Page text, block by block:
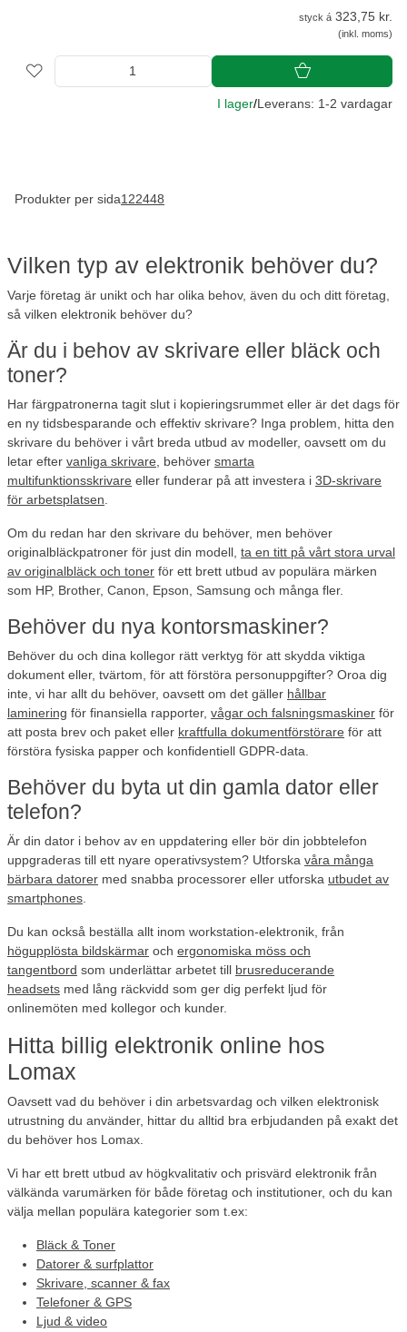
styck á 323,75 kr.
(inkl. moms)
I lager/Leverans: 1-2 vardagar
Produkter per sida122448
Vilken typ av elektronik behöver du?
Varje företag är unikt och har olika behov, även du och ditt företag,
så vilken elektronik behöver du?
Är du i behov av skrivare eller bläck och
toner?
Har färgpatronerna tagit slut i kopieringsrummet eller är det dags för
en ny tidsbesparande och effektiv skrivare? Inga problem, hitta den
skrivare du behöver i vårt breda utbud av modeller, oavsett om du
letar efter vanliga skrivare , behöver smarta
multifunktionsskrivare eller funderar på att investera i 3D-skrivare
för arbetsplatsen
Om du redan har den skrivare du behöver, men behöver
originalbläckpatroner för just din modell, ta en titt på vårt stora urval
av originalbläck och toner för ett brett utbud av populära märken
som HP, Brother, Canon, Epson, Samsung och många fler.
Behöver du nya kontorsmaskiner?
Behöver du och dina kollegor rätt verktyg för att skydda viktiga
dokument eller, tvärtom, för att förstöra personuppgifter? Oroa dig
inte, vi har allt du behöver, oavsett om det gäller hållbar
laminering för finansiella rapporter, vågar och falsningsmaskiner för
att posta brev och paket eller kraftfulla dokumentförstörare för att
förstöra fysiska papper och konfidentiell GDPR-data.
Behöver du byta ut din gamla dator eller
telefon?
Är din dator i behov av en uppdatering eller bör din jobbtelefon
uppgraderas till ett nyare operativsystem? Utforska våra många
bärbara datorer med snabba processorer eller utforska utbudet av
smartphones
Du kan också beställa allt inom workstation-elektronik, från
högupplösta bildskärmar och ergonomiska möss och
tangentbord som underlättar arbetet till brusreducerande
headsets med lång räckvidd som ger dig perfekt ljud för
onlinemöten med kollegor och kunder.
Hitta billig elektronik online hos
Lomax
Oavsett vad du behöver i din arbetsvardag och vilken elektronisk
utrustning du använder, hittar du alltid bra erbjudanden på exakt det
du behöver hos Lomax.
Vi har ett brett utbud av högkvalitativ och prisvärd elektronik från
välkända varumärken för både företag och institutioner, och du kan
välja mellan populära kategorier som t.ex:
Bläck & Toner
Datorer & surfplattor
Skrivare, scanner & fax
Telefoner & GPS
Ljud & video